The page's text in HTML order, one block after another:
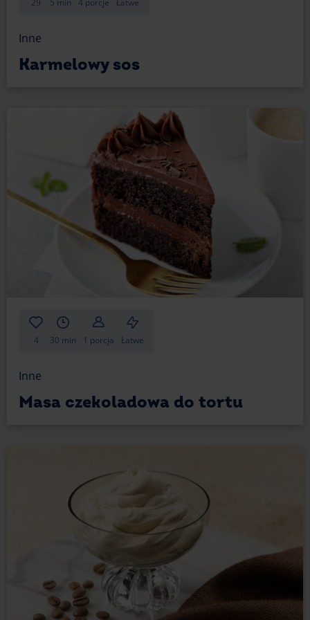
Inne
Karmelowy sos
4 30 min 1 porcja Łatwe
Inne
Masa czekoladowa do tortu